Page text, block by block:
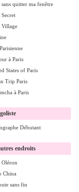
sans quitter ma fenêtre
Secret
Village
à Paris
States of Paris
Trip Paris
à Paris
Débutant
endroits
Oléron
China
sans fin